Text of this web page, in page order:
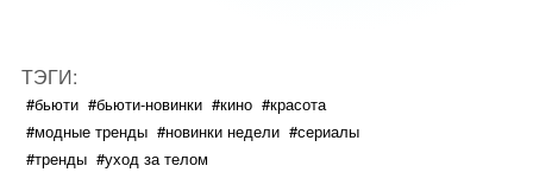
ТЭГИ:
#бьюти #бьюти-новинки #кино #красота
#модные тренды #новинки недели #сериалы
#тренды #уход за телом